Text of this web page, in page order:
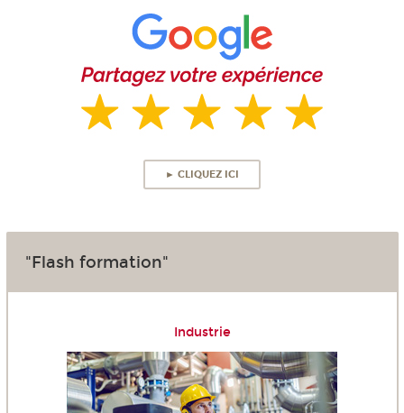
► CLIQUEZ ICI
"Flash formation"
Industrie